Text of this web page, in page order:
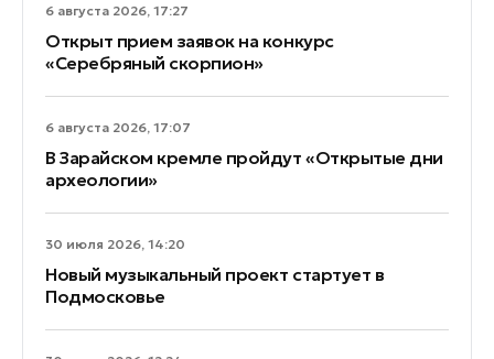
6 августа 2026, 17:27
Открыт прием заявок на конкурс
«Серебряный скорпион»
6 августа 2026, 17:07
В Зарайском кремле пройдут «Открытые дни
археологии»
30 июля 2026, 14:20
Новый музыкальный проект стартует в
Подмосковье